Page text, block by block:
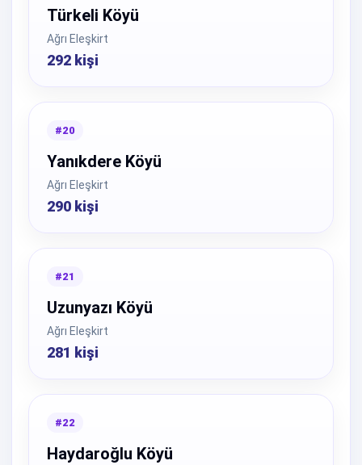
Türkeli Köyü
Ağrı Eleşkirt
292 kişi
#20
Yanıkdere Köyü
Ağrı Eleşkirt
290 kişi
#21
Uzunyazı Köyü
Ağrı Eleşkirt
281 kişi
#22
Haydaroğlu Köyü